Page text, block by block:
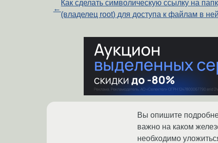
←
Как сделать символическую ссылку на
(владелец root) для доступа к файлам в
Вы опишите
важно на каком
необходимо